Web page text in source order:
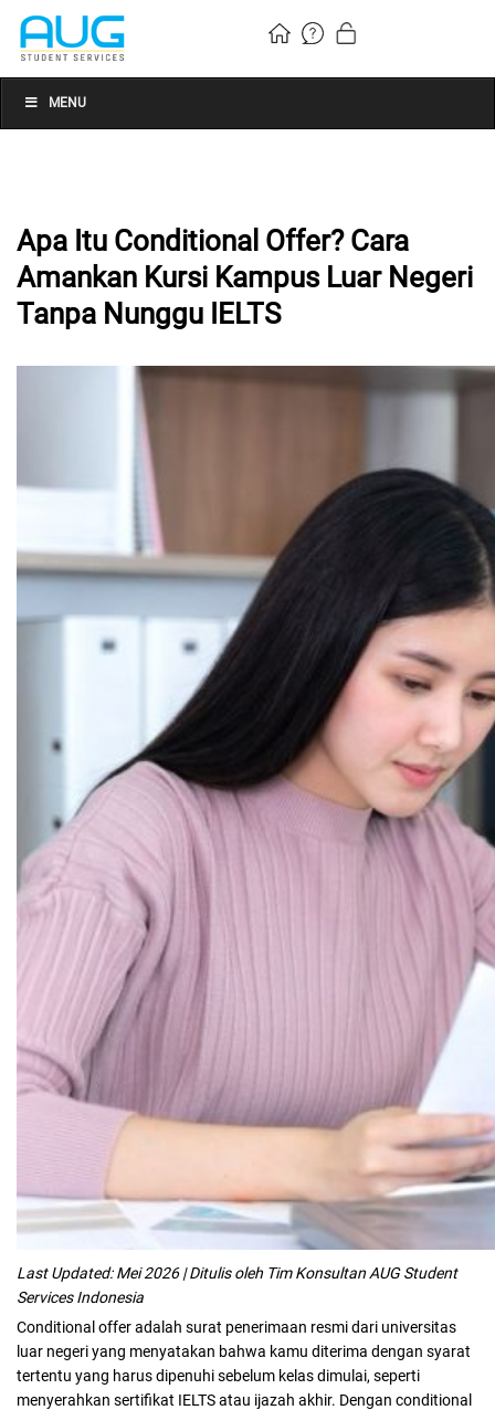
MENU
Apa Itu Conditional Offer? Cara
Amankan Kursi Kampus Luar Negeri
Tanpa Nunggu IELTS
Last Updated: Mei 2026 | Ditulis oleh Tim Konsultan AUG Student
Services Indonesia
Conditional offer adalah surat penerimaan resmi dari universitas
luar negeri yang menyatakan bahwa kamu diterima dengan syarat
tertentu yang harus dipenuhi sebelum kelas dimulai, seperti
menyerahkan sertifikat IELTS atau ijazah akhir. Dengan conditional